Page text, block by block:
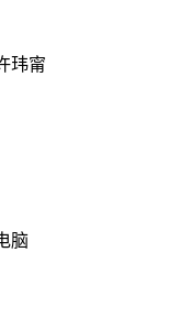
玮甯
脑